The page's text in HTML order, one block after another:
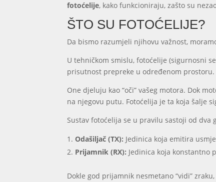
fotoćelije, kako funkcioniraju, zašto su
ŠTO SU FOTOĆELIJE?
Da bismo razumjeli njihovu važnost,
U tehničkom smislu, fotoćelije (sigurnosni
prisutnost prepreke u određenom prostoru.
One djeluju kao “oči” vašeg motora. Dok
na njegovu putu. Fotoćelija je ta koja šalje
Sustav fotoćelija se u pravilu sastoji od
Odašiljač (TX): Jedinica koja emitira
Prijamnik (RX): Jedinica koja konstantno
Dokle god prijamnik nesmetano “vidi”